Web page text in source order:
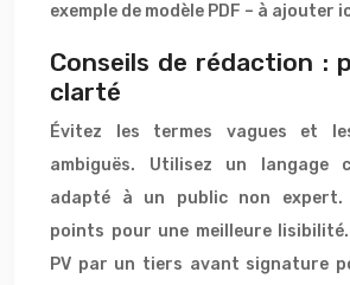
exemple de modèle PDF – à ajouter
Conseils de rédaction :
clarté
Évitez les termes vagues et
ambiguës. Utilisez un langage
adapté à un public non expert.
points pour une meilleure
PV par un tiers avant signature